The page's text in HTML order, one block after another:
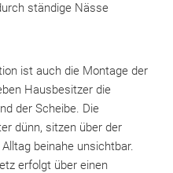
ständige Nässe
ist auch die Montage der
Hausbesitzer die
der Scheibe. Die
dünn, sitzen über der
beinahe unsichtbar.
erfolgt über einen